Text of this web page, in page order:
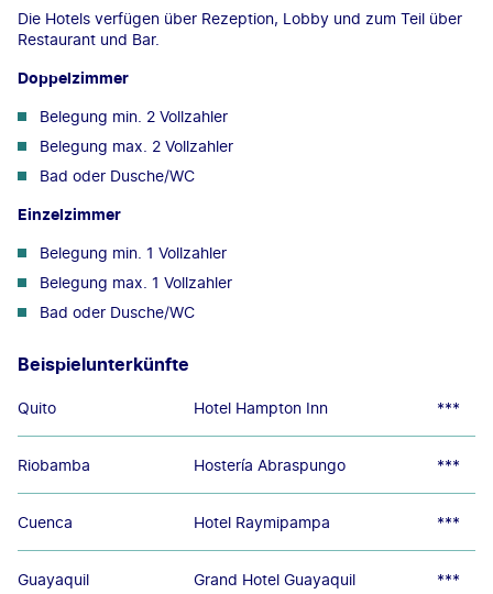
Die Hotels verfügen über Rezeption, Lobby und zum Teil über
Restaurant und Bar.
Doppelzimmer
Belegung min. 2 Vollzahler
Belegung max. 2 Vollzahler
Bad oder Dusche/WC
Einzelzimmer
Belegung min. 1 Vollzahler
Belegung max. 1 Vollzahler
Bad oder Dusche/WC
Beispielunterkünfte
Quito Hotel Hampton Inn ***
Riobamba Hostería Abraspungo ***
Cuenca Hotel Raymipampa ***
Guayaquil Grand Hotel Guayaquil ***